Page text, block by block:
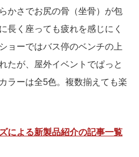
かさでお尻の骨（坐骨）が包
長く座っても疲れを感じにく
ョーではバス停のベンチの上
たが、屋外イベントでぱっと
ラーは全5色。複数揃えても楽
よる新製品紹介の記事一覧